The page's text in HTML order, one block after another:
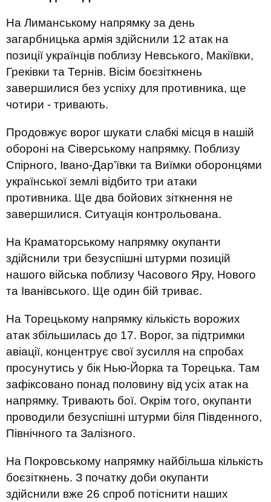
На Лиманському напрямку за день
загарбницька армія здійснили 12 атак на
позиції українців поблизу Невського, Макіївки,
Греківки та Тернів. Вісім боєзіткнень
завершилися без успіху для противника, ще
чотири - тривають.
Продовжує ворог шукати слабкі місця в нашій
обороні на Сіверському напрямку. Поблизу
Спірного, Івано-Дар’ївки та Виїмки оборонцями
української землі відбито три атаки
противника. Ще два бойових зіткнення не
завершилися. Ситуація контрольована.
На Краматорському напрямку окупанти
здійснили три безуспішні штурми позицій
нашого війська поблизу Часового Яру, Нового
та Іванівського. Ще один бій триває.
На Торецькому напрямку кількість ворожих
атак збільшилась до 17. Ворог, за підтримки
авіації, концентрує свої зусилля на спробах
просунутись у бік Нью-Йорка та Торецька. Там
зафіксовано понад половину від усіх атак на
напрямку. Тривають бої. Окрім того, окупанти
проводили безуспішні штурми біля Південного,
Північного та Залізного.
На Покровському напрямку найбільша кількість
боєзіткнень. З початку доби окупанти
здійснили вже 26 спроб потіснити наших